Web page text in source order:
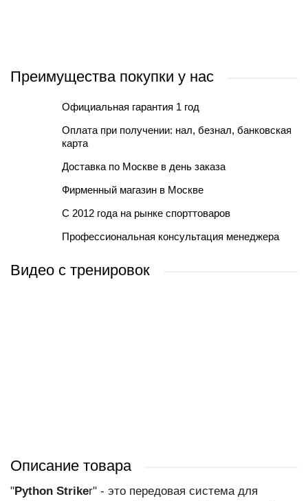
Преимущества покупки у нас
Официальная гарантия 1 год
Оплата при получении: нал, безнал, банковская
карта
Доставка по Москве в день заказа
Фирменный магазин в Москве
С 2012 года на рынке спорттоваров
Профессиональная консультация менеджера
Видео с тренировок
Описание товара
"Python Striker" - это передовая система для